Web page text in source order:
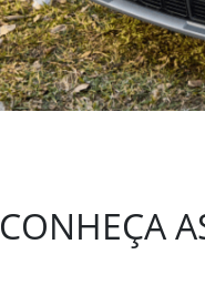
CONHEÇA